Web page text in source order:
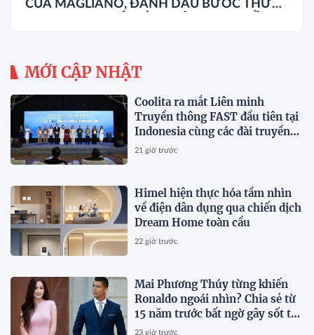
CỦA MAGLIANO, ĐÁNH DẤU BƯỚC THỨ
MỚI CẬP NHẬT
Coolita ra mắt Liên minh
Truyền thông FAST đầu tiên tại
Indonesia cùng các đài truyền
hình hàng đầu
21 giờ trước
Himel hiện thực hóa tầm nhìn
về điện dân dụng qua chiến dịch
Dream Home toàn cầu
22 giờ trước
Mai Phương Thúy từng khiến
Ronaldo ngoái nhìn? Chia sẻ từ
15 năm trước bất ngờ gây sốt trở
lại
23 giờ trước